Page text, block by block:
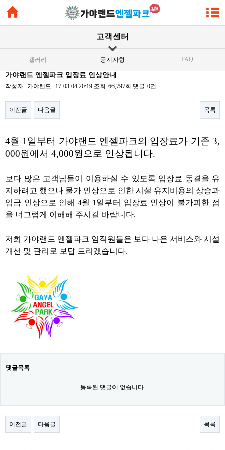
고객센터
갤러리 공지사항 FAQ
가야랜드 엔젤파크 입장료 인상안내
작성자 가야랜드 17-03-04 20:19 조회 66,797회 댓글 0건
이전글 다음글 목록
4월 1일부터 가야랜드 엔젤파크의 입장료가 기존 3,
000원에서 4,000원으로 인상됩니다.
보다 많은 고객님들이 이용하실 수 있도록 입장료 동결을 유
지하려고 했으나 물가 인상으로 인한 시설 유지비용의 상승과
임금 인상으로 인해 4월 1일부터 입장료 인상이 불가피한 점
을 너그럽게 이해해 주시길 바랍니다.
저희 가야랜드 엔젤파크 임직원들은 보다 나은 서비스와 시설
개선 및 관리로 보답 드리겠습니다.
댓글목록
등록된 댓글이 없습니다.
이전글 다음글 목록